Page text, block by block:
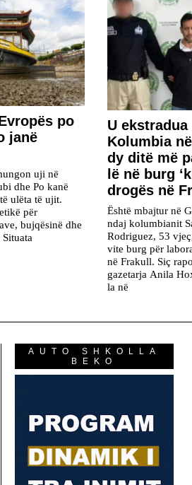
po
janë
uji në
dhe Po kanë
ulëta të ujit.
për
bujqësinë dhe
U ekstradua
Kolumbia
dy ditë më
lë në burg
drogës në
Është mbajtur në
ndaj kolumbianit
Rodriguez, 53
vite burg për
në Frakull. Siç
gazetarja Anila
la në
AUTO SHKOLLA
BEKO